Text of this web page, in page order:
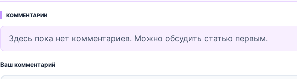
КОММЕНТАРИИ
Здесь пока нет комментариев. Можно обсудить статью первым.
Ваш комментарий